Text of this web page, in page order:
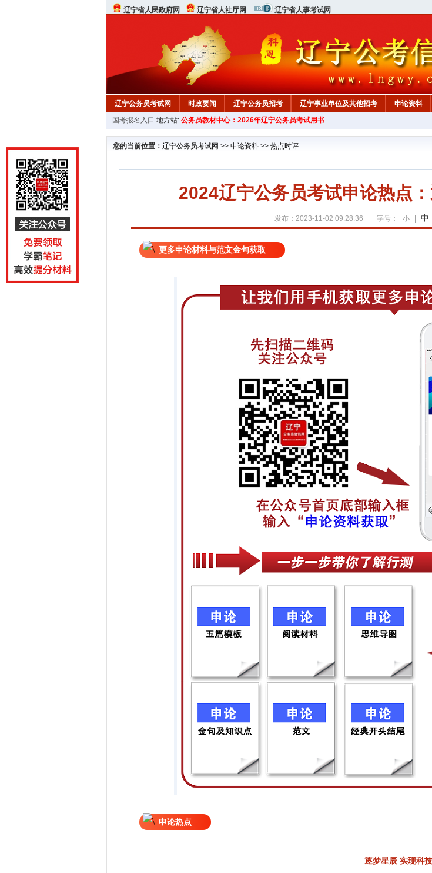
辽宁省人民政府网 辽宁省人社厅网 辽宁省人事考试网
辽宁公务员考试网 时政要闻 辽宁公务员招考 辽宁事业单位及其他招考 申论资料
在线咨询 教材中心
国考报名入口 地方站: 公务员教材中心：2026年辽宁公务员考试用书
您的当前位置： 辽宁公务员考试网 >> 申论资料 >> 热点时评
2024辽宁公务员考试申论热点
发布：2023-11-02 09:28:36 字号： 小 中
更多申论材料与范文金句获取
申论热点
逐梦星辰 实现科